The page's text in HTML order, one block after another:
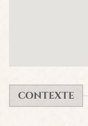
CONTEXTE